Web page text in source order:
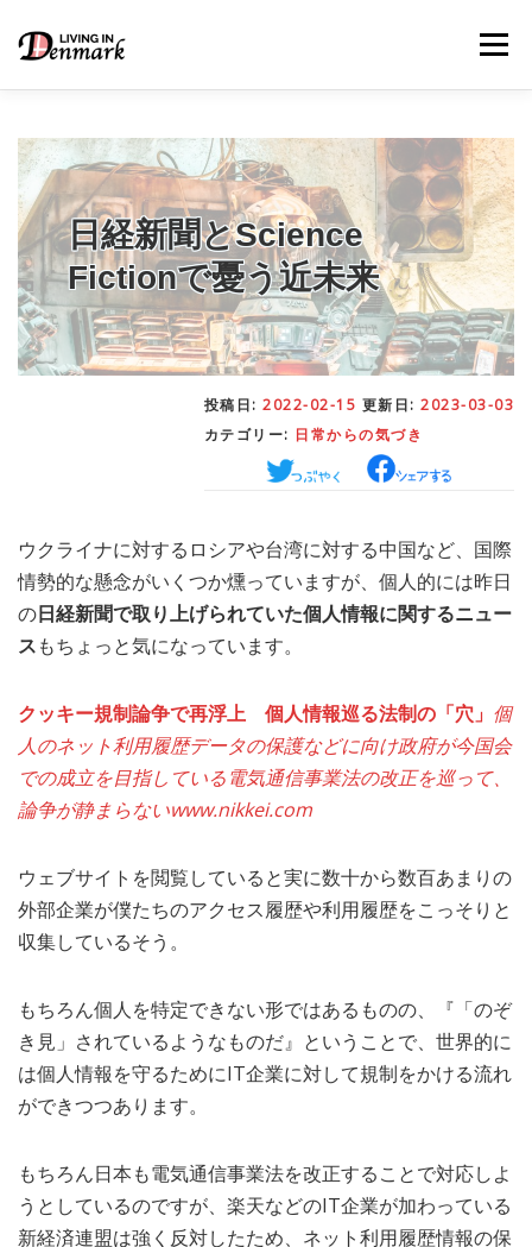
メニュー
LIFE TIPS – 生活便利帳 FOOD – ごはん事情
STUDY– 留学関連情報
WORK– デンマークの働き方
– 日本人の考察
MEDIA– メディア掲載 TRAVEL– 旅行
EVERYDAY– 日常ブログ
ABOUT US - サイトについて
日経新聞とScience
Fictionで憂う近未来
投稿日: 2022-02-15 更新日: 2023-03-03
カテゴリー: 日常からの気づき
ウクライナに対するロシアや台湾に対する中国など、国際
情勢的な懸念がいくつか燻っていますが、個人的には昨日
の日経新聞で取り上げられていた個人情報に関するニュー
スもちょっと気になっています。
クッキー規制論争で再浮上 個人情報巡る法制の「穴」 個
人のネット利用履歴データの保護などに向け政府が今国会
での成立を目指している電気通信事業法の改正を巡って、
論争が静まらないwww.nikkei.com
ウェブサイトを閲覧していると実に数十から数百あまりの
外部企業が僕たちのアクセス履歴や利用履歴をこっそりと
収集しているそう。
もちろん個人を特定できない形ではあるものの、『「のぞ
き見」されているようなものだ』ということで、世界的に
は個人情報を守るためにIT企業に対して規制をかける流れ
ができつつあります。
もちろん日本も電気通信事業法を改正することで対応しよ
うとしているのですが、楽天などのIT企業が加わっている
新経済連盟は強く反対したため、ネット利用履歴情報の保